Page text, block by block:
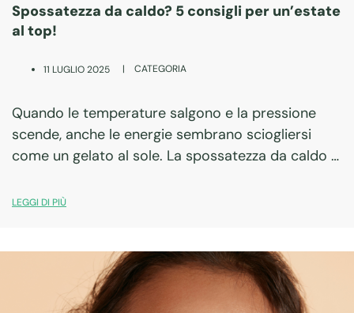
Spossatezza da caldo? 5 consigli per un’estate
al top!
11 LUGLIO 2025 | CATEGORIA
Quando le temperature salgono e la pressione
scende, anche le energie sembrano sciogliersi
come un gelato al sole. La spossatezza da caldo è
stanchezza cronica, senso di svuotamento. Ma…
LEGGI DI PIÙ